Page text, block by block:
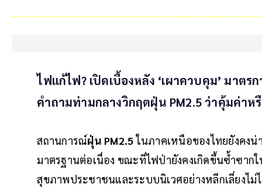
ไฟแก้ไฟ? เปิดเบื้องหลัง ‘เผาควบคุม’ มาต
คำถามท่ามกลางวิกฤตฝุ่น PM2.5 ว่าคุ้มค่า
สถานการณ์ฝุ่น PM2.5ในภาคเหนือของไทยยังคง
มาตรฐานต่อเนื่อง ขณะที่ไฟป่ายังคงเกิดขึ้นซ้ำซาก
สุขภาพประชาชนและระบบนิเวศอย่างหลีกเลี่ยงไ